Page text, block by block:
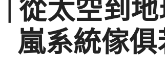
從太空到
嵐系統傢